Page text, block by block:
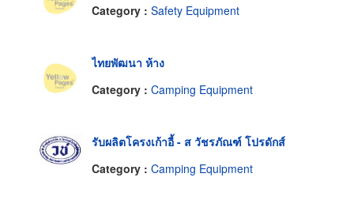
Category : Safety Equipment
ไทยพัฒนา ห้าง
Category : Camping Equipment
รับผลิตโครงเก้าอี้ - ส วัชรภัณฑ์ โปรดักส์
Category : Camping Equipment